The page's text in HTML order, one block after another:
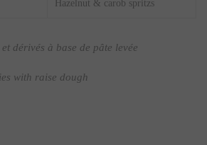
Hazelnut & carob spritzs
dérivés à base de pâte levée
with raise dough